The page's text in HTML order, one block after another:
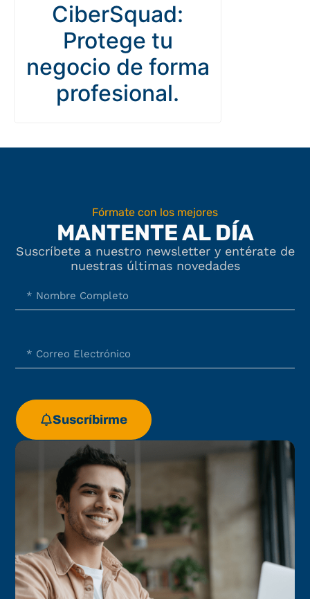
CiberSquad:
Protege tu
negocio de forma
profesional.
Fórmate con los mejores
MANTENTE AL DÍA
Suscríbete a nuestro newsletter y entérate de
nuestras últimas novedades
Suscríbirme